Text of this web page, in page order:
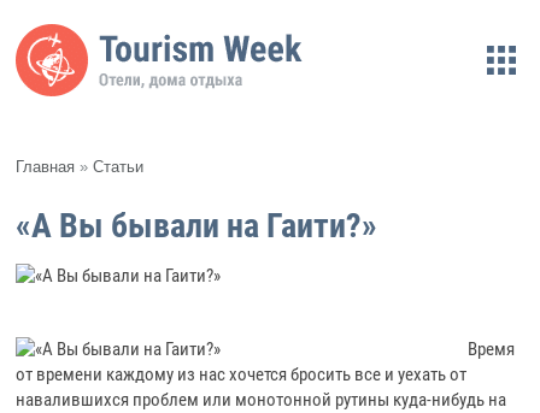
Главная »Статьи
«А Вы бывали на Гаити?»
Время
от времени каждому из нас хочется бросить все и уехать от
навалившихся проблем или монотонной рутины куда-нибудь на